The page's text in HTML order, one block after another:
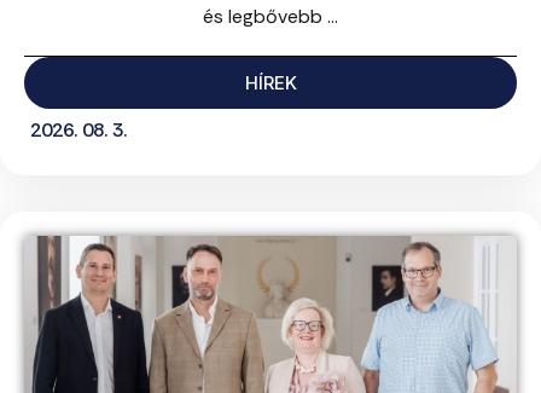
és legbővebb ...
HÍREK
2026. 08. 3.